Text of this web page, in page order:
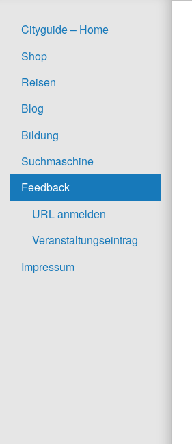
Cityguide – Home
Shop
Reisen
Blog
Bildung
Suchmaschine
Feedback
URL anmelden
Veranstaltungseintrag
Impressum